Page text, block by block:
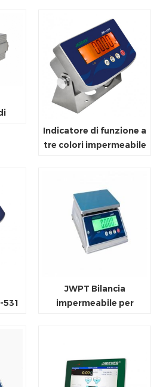
Indicatore di funzione a
tre colori impermeabile
531
JWPT Bilancia
impermeabile per